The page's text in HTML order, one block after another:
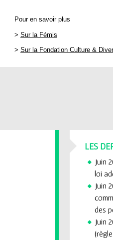
Pour en savoir plus
> Sur la Fémis
> Sur la Fondation Culture &
LES
Juin
loi
Juin
des
Juin